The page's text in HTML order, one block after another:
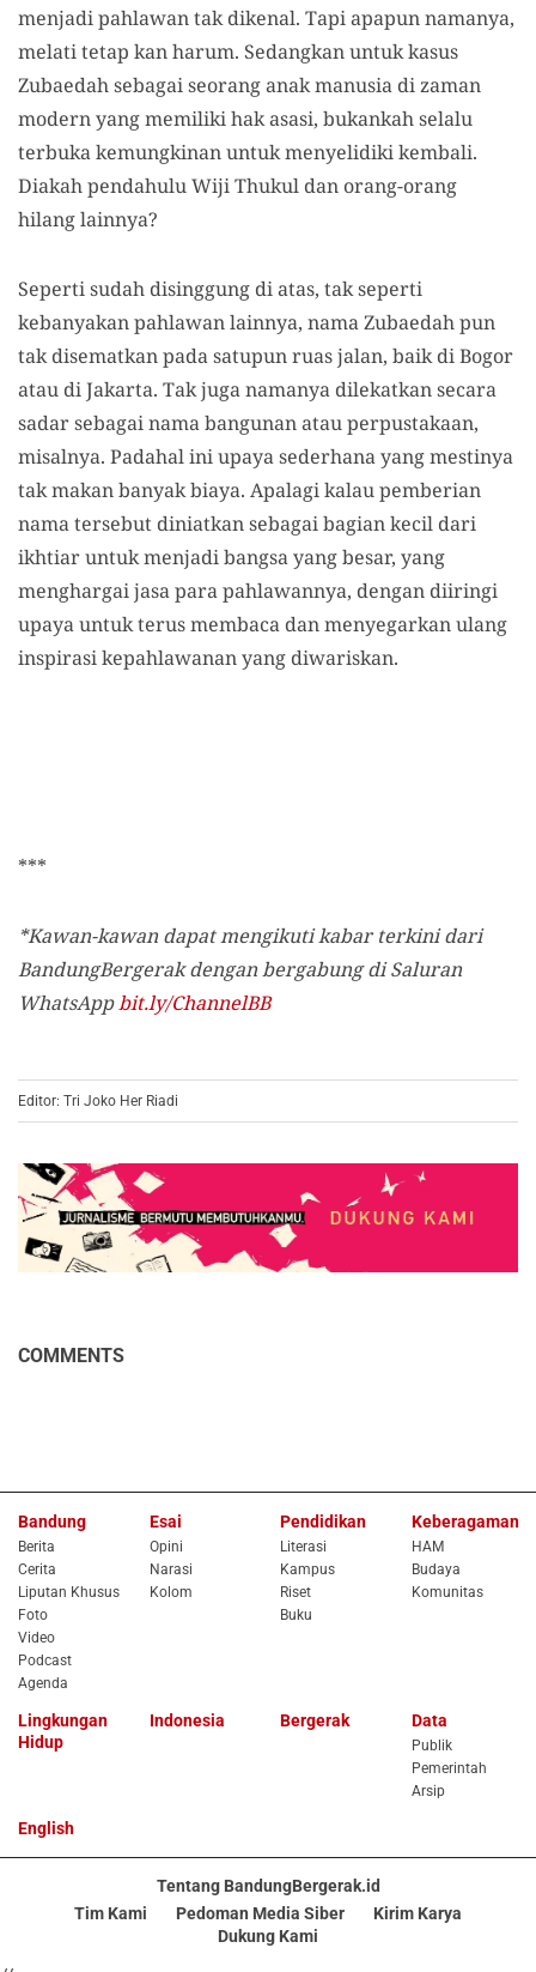
menjadi pahlawan tak dikenal. Tapi apapun namanya,
melati tetap kan harum. Sedangkan untuk kasus
Zubaedah sebagai seorang anak manusia di zaman
modern yang memiliki hak asasi, bukankah selalu
terbuka kemungkinan untuk menyelidiki kembali.
Diakah pendahulu Wiji Thukul dan orang-orang
hilang lainnya?
Seperti sudah disinggung di atas, tak seperti
kebanyakan pahlawan lainnya, nama Zubaedah pun
tak disematkan pada satupun ruas jalan, baik di Bogor
atau di Jakarta. Tak juga namanya dilekatkan secara
sadar sebagai nama bangunan atau perpustakaan,
misalnya. Padahal ini upaya sederhana yang mestinya
tak makan banyak biaya. Apalagi kalau pemberian
nama tersebut diniatkan sebagai bagian kecil dari
ikhtiar untuk menjadi bangsa yang besar, yang
menghargai jasa para pahlawannya, dengan diiringi
upaya untuk terus membaca dan menyegarkan ulang
inspirasi kepahlawanan yang diwariskan.
***
*Kawan-kawan dapat mengikuti kabar terkini dari
BandungBergerak dengan bergabung di Saluran
WhatsAppbit.ly/ChannelBB
Editor: Tri Joko Her Riadi
COMMENTS
Bandung
Berita
Cerita
Liputan Khusus
Foto
Video
Podcast
Agenda
Esai
Opini
Narasi
Kolom
Pendidikan
Literasi
Kampus
Riset
Buku
Keberagaman
HAM
Budaya
Komunitas
Lingkungan
Hidup
Indonesia Bergerak Data
Publik
Pemerintah
Arsip
English
Tentang BandungBergerak.id
Tim Kami
Pedoman Media Siber
Kirim Karya
Dukung Kami